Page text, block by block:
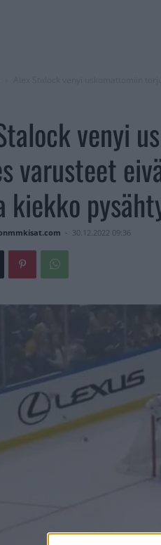
venyi
varusteet
kiekko
- 30.12.2022 09:36